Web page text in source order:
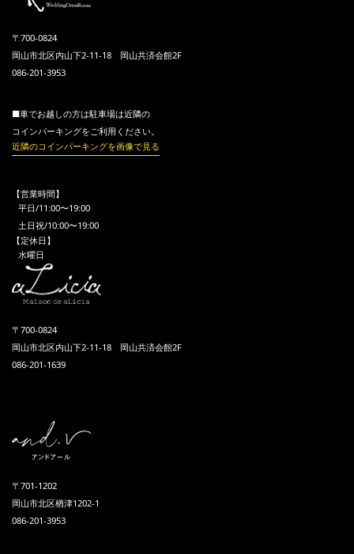
〒700-0824
岡山市北区内山下2-11-18 岡山共済会館2F
086-201-3953
■車でお越しの方は駐車場は近隣の
コインパーキングをご利用ください。
近隣のコインパーキングを画像で見る
【営業時間】
平日/11:00〜19:00
土日祝/10:00〜19:00
【定休日】
水曜日
〒700-0824
岡山市北区内山下2-11-18 岡山共済会館2F
086-201-1639
〒701-1202
岡山市北区楢津1202-1
086-201-3953